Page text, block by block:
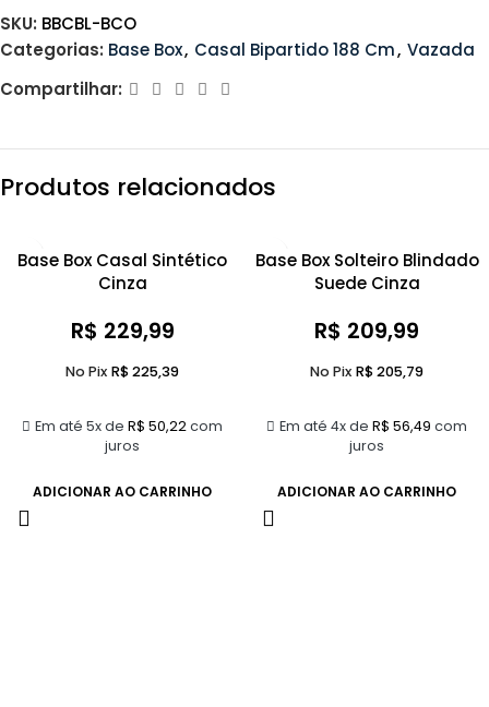
SKU: BBCBL-BCO
Categorias: Base Box, Casal Bipartido 188 Cm, Vazada
Compartilhar:
Produtos relacionados
Base Box Casal Sintético
Cinza
R$ 229,99
Em até 5x de R$ 50,22com
juros
No Pix R$225,39
ADICIONAR AO CARRINHO
Base Box Solteiro Blindado
Suede Cinza
R$ 209,99
Em até 4x de R$ 56,49 com
juros
No Pix R$205,79
ADICIONAR AO CARRINHO